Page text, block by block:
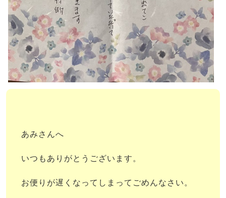
あみさんへ
いつもありがとうございます。
お便りが遅くなってしまってごめんなさい。